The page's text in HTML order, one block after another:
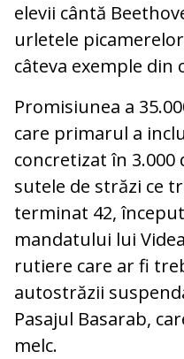
elevii cântă
urletele
câteva exemple din
Promisiunea a
care primarul a
concretizat în 3.000
sutele de străzi ce
terminat 42,
mandatului lui
rutiere care ar fi
autostrăzii
Pasajul Basarab,
melc.